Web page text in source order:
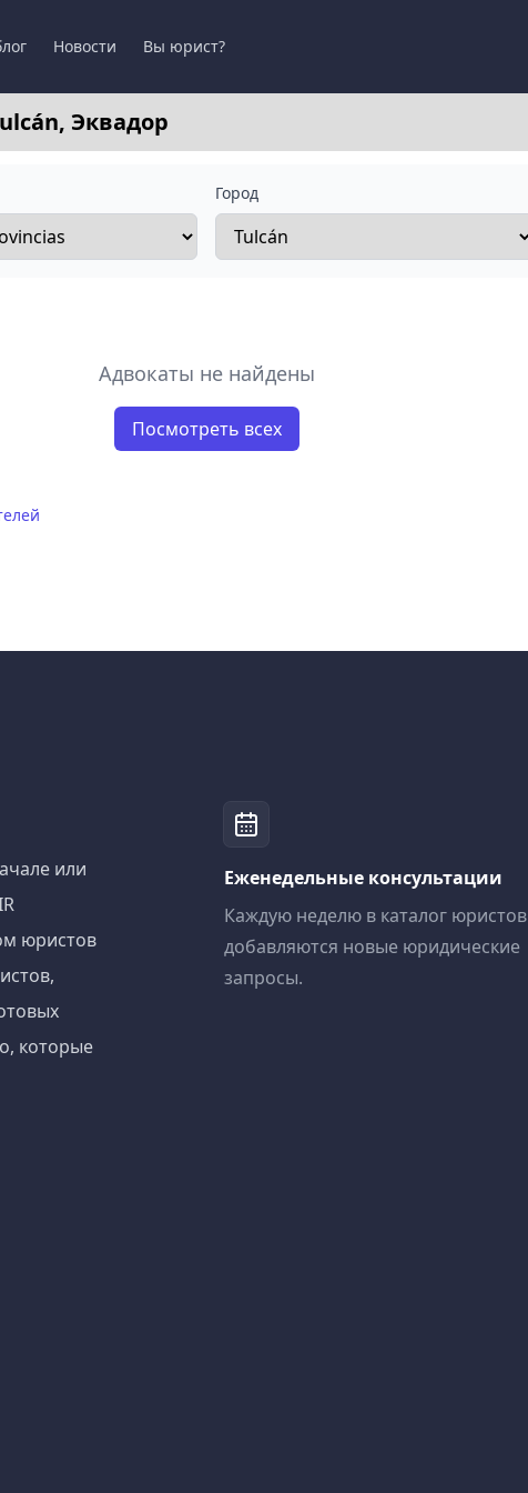
Новости Вы юрист?
Эквадор
Город
Адвокаты не найдены
Посмотреть всех
или
юристов
которые
Еженедельные консультации
Каждую неделю в каталог юристов
добавляются новые юридические
запросы.